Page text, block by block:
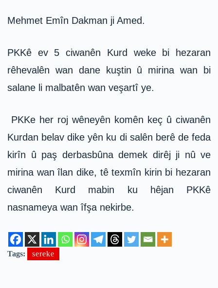
Mehmet Emîn Dakman ji Amed.
PKKê ev 5 ciwanên Kurd weke bi hezaran
rêhevalên wan dane kuştin û mirina wan bi
salane li malbatên wan veşartî ye.
PKKe her roj wêneyên komên keç û ciwanên
Kurdan belav dike yên ku di salên berê de feda
kirîn û paş derbasbûna demek dirêj ji nû ve
mirina wan îlan dike, tê texmîn kirin bi hezaran
ciwanên Kurd mabin ku hêjan PKKê
nasnameya wan îfşa nekirbe.
Tags: sereke